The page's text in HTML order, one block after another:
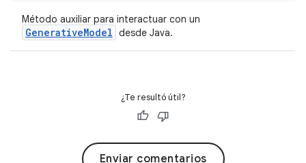
Método auxiliar para interactuar con un
GenerativeModel desde Java.
¿Te resultó útil?
Enviar comentarios